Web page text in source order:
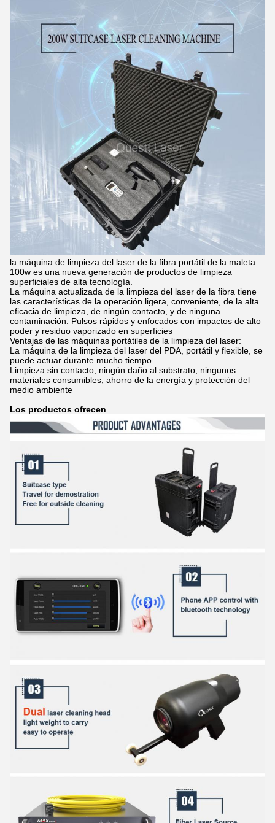
la máquina de limpieza del laser de la fibra portátil de la maleta
100w es una nueva generación de productos de limpieza
superficiales de alta tecnología.
La máquina actualizada de la limpieza del laser de la fibra tiene
las características de la operación ligera, conveniente, de la alta
eficacia de limpieza, de ningún contacto, y de ninguna
contaminación. Pulsos rápidos y enfocados con impactos de alto
poder y residuo vaporizado en superficies
Ventajas de las máquinas portátiles de la limpieza del laser:
La máquina de la limpieza del laser del PDA, portátil y flexible, se
puede actuar durante mucho tiempo
Limpieza sin contacto, ningún daño al substrato, ningunos
materiales consumibles, ahorro de la energía y protección del
medio ambiente
Los productos ofrecen